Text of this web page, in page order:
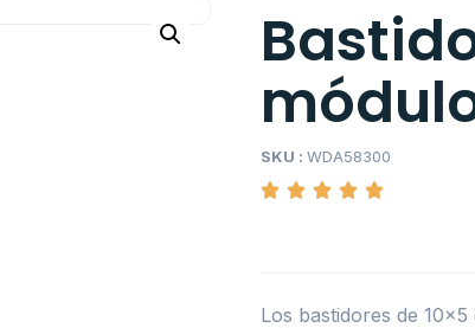
SKU : WDA58300
Los bastidores de